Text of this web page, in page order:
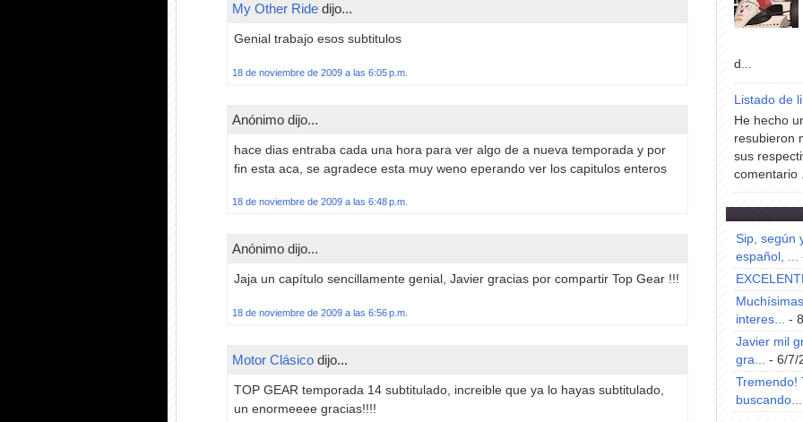
My Other Ride dijo...
Genial trabajo esos subtitulos
18 de noviembre de 2009 a las 6:05 p.m.
Anónimo dijo...
hace dias entraba cada una hora para ver algo de a nueva temporada y por
fin esta aca, se agradece esta muy weno eperando ver los capitulos enteros
18 de noviembre de 2009 a las 6:48 p.m.
Anónimo dijo...
Jaja un capítulo sencillamente genial, Javier gracias por compartir Top Gear !!!
18 de noviembre de 2009 a las 6:56 p.m.
Motor Clásico dijo...
TOP GEAR temporada 14 subtitulado, increible que ya lo hayas subtitulado,
un enormeeee gracias!!!!
d...
Listado de
He hecho
resubieron
sus
comentario
Sip, según
español, ...
interes... -
Javier mil
gra... - 6/7/
Tremendo!
buscando...